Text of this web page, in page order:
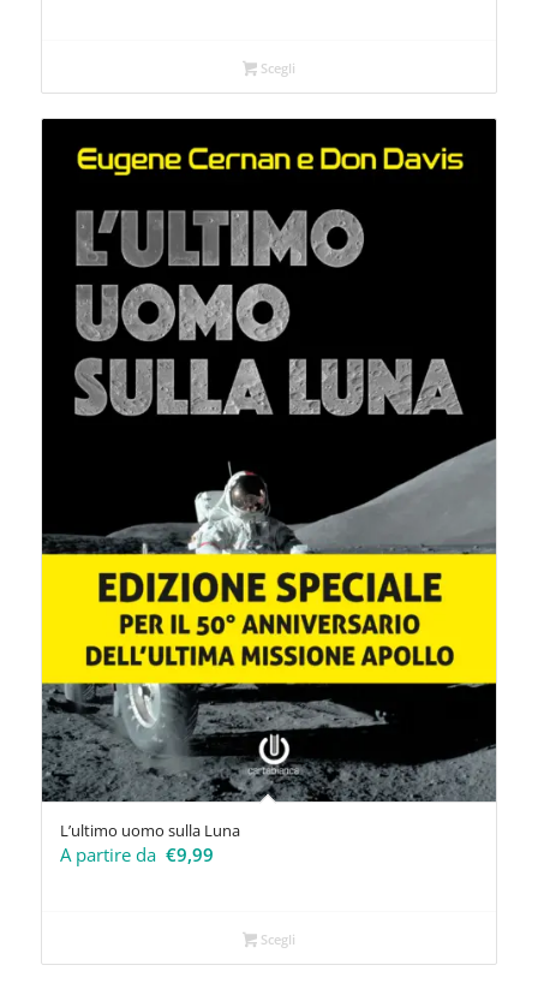
Scegli
L’ultimo uomo sulla Luna
A partire da €9,99
Scegli